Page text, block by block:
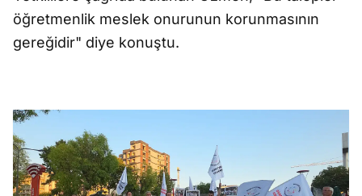
öğretmenlik meslek onurunun korunmasının
gereğidir" diye konuştu.